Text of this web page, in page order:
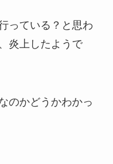
っている？と思わ
炎上したようで
のかどうかわかっ